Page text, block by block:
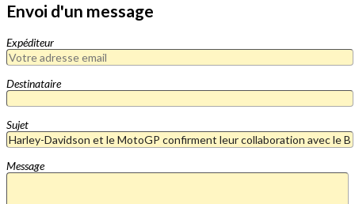
Envoi d'un message
Expéditeur
Destinataire
Sujet
Message